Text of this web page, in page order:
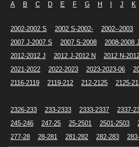
A B C D E F G H J K
2002-2002 S
2002 S-2002- 2002--2003
2007 J-2007 S
2007 S-2008 2008-2008 J
2012-2012 J
2012 J-2012 N 2012 N-
2021-2022
2022-2023 2023-2023-06
2116-2119
2119-212 212-2125 2125-
2326-233
233-2333 2333-2337 2337-
245-246
247-25 25-2501 2501-2503
277-28
28-281 281-282 282-283